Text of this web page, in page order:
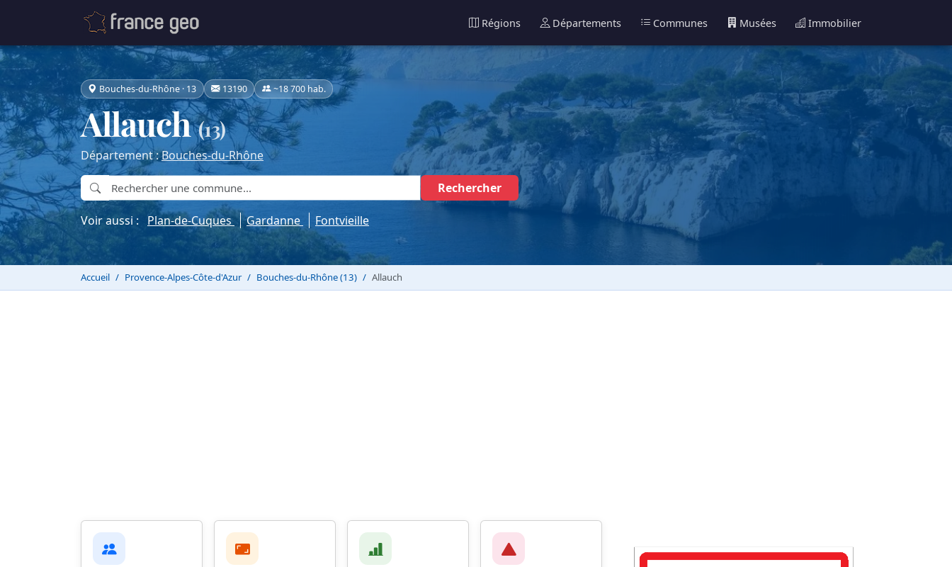
Régions Départements Communes Musées Immobilier
Bouches-du-Rhône · 13 13190 ~18 700 hab.
Allauch(13)
Département :Bouches-du-Rhône
Rechercher
Voir aussi : Plan-de-Cuques Gardanne Fontvieille
Accueil Provence-Alpes-Côte-d'Azur Bouches-du-Rhône (13) Allauch